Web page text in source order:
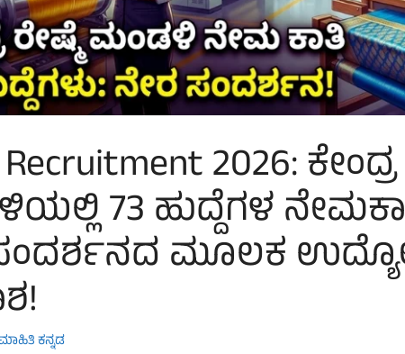
Recruitment 2026:
73 ಹುದ್ದೆಗಳ
ಮೂಲಕ
ಕನ್ನಡ